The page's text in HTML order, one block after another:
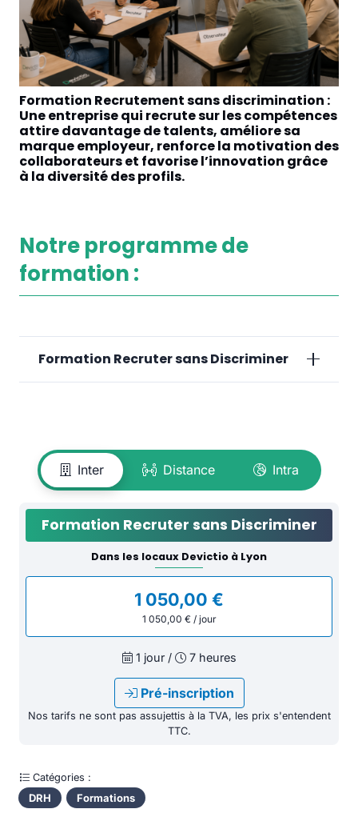
Formation Recrutement sans discrimination :
Une entreprise qui recrute sur les compétences
attire davantage de talents, améliore sa
marque employeur, renforce la motivation des
collaborateurs et favorise l’innovation grâce
à la diversité des profils.
Notre programme de
formation :
Formation Recruter sans Discriminer
Inter Distance Intra
Formation Recruter sans Discriminer
Dans les locaux Devictio à Lyon
1 050,00 €
1 050,00 € / jour
1 jour / 7 heures
Pré-inscription
Nos tarifs ne sont pas assujettis à la TVA, les prix s'entendent
TTC.
Catégories :
DRH Formations